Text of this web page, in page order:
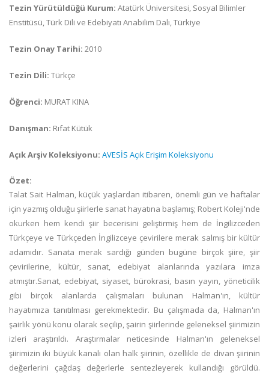
Tezin Yürütüldüğü Kurum: Atatürk Üniversitesi, Sosyal Bilimler
Enstitüsü, Türk Dili ve Edebiyatı Anabilim Dalı, Türkiye
Tezin Onay Tarihi: 2010
Tezin Dili: Türkçe
Öğrenci: MURAT KINA
Danışman: Rıfat Kütük
Açık Arşiv Koleksiyonu: AVESİS Açık Erişim Koleksiyonu
Özet:
Talat Sait Halman, küçük yaşlardan itibaren, önemli gün ve haftalar
için yazmış olduğu şiirlerle sanat hayatına başlamış; Robert Koleji'nde
okurken hem kendi şiir becerisini geliştirmiş hem de İngilizceden
Türkçeye ve Türkçeden İngilizceye çevirilere merak salmış bir kültür
adamıdır. Sanata merak sardığı günden bugüne birçok şiire, şiir
çevirilerine, kültür, sanat, edebiyat alanlarında yazılara imza
atmıştır.Sanat, edebiyat, siyaset, bürokrasi, basın yayın, yöneticilik
gibi birçok alanlarda çalışmaları bulunan Halman'ın, kültür
hayatımıza tanıtılması gerekmektedir. Bu çalışmada da, Halman'ın
şairlik yönü konu olarak seçilip, şairin şiirlerinde geleneksel şiirimizin
izleri araştırıldı. Araştırmalar neticesinde Halman'ın geleneksel
şiirimizin iki büyük kanalı olan halk şiirinin, özellikle de divan şiirinin
değerlerini çağdaş değerlerle sentezleyerek kullandığı görüldü.